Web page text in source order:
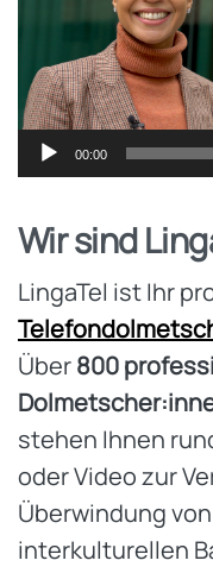
00:00
Wir sind
LingaTel ist Ihr
Über800
stehen Ihnen
oder Video zur
Überwindung
interkulturellen